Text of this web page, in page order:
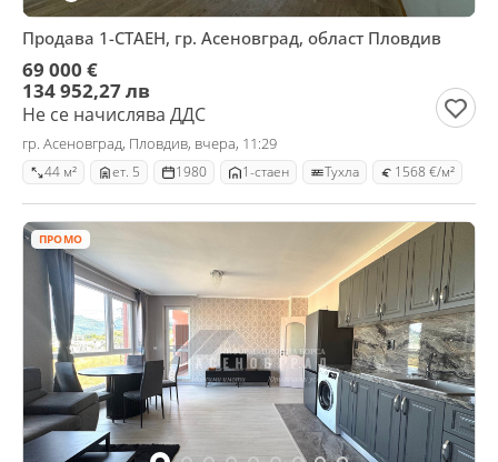
Продава 1-СТАЕН, гр. Асеновград, област Пловдив
69 000 €
134 952,27 лв
Не се начислява ДДС
гр. Асеновград, Пловдив, вчера, 11:29
44 м² ет. 5 1980 1-стаен Тухла 1568 €/м²
ПРОМО